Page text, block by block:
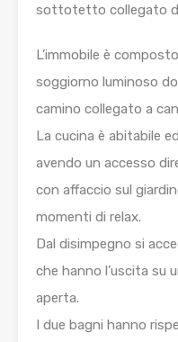
sottotetto collegato
L’immobile è
soggiorno luminoso
camino collegato a
La cucina è abitabile
avendo un accesso
con affaccio sul
momenti di relax.
Dal disimpegno si
che hanno l’uscita su
aperta.
I due bagni hanno